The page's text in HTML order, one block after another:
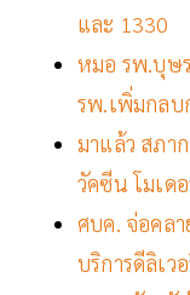
และ 1330
หมอ รพ.บุษ
รพ.เพิ่มกลบ
มาแล้ว สภา
วัคซีน โมเด
ศบค. จ่อคลา
บริการดีลิเว